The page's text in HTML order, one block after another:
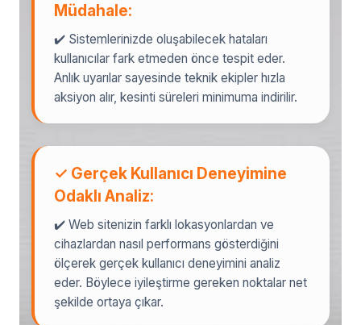
Müdahale:
✔️ Sistemlerinizde oluşabilecek hataları
kullanıcılar fark etmeden önce tespit eder.
Anlık uyarılar sayesinde teknik ekipler hızla
aksiyon alır, kesinti süreleri minimuma indirilir.
✓ Gerçek Kullanıcı Deneyimine
Odaklı Analiz:
✔️ Web sitenizin farklı lokasyonlardan ve
cihazlardan nasıl performans gösterdiğini
ölçerek gerçek kullanıcı deneyimini analiz
eder. Böylece iyileştirme gereken noktalar net
şekilde ortaya çıkar.